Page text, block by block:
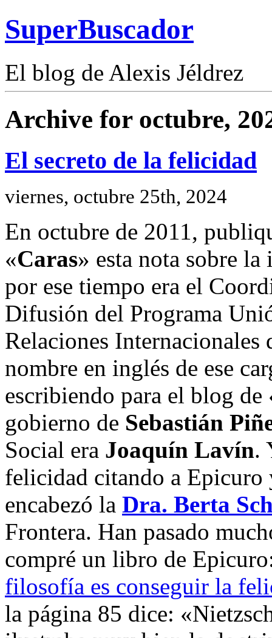
SuperBuscador
El blog de Alexis Jéldrez
Archive for octubre,
El secreto de la felicidad
viernes, octubre 25th, 2024
En octubre de 2011,
«Caras» esta nota sobre
por ese tiempo era el
Difusión del Programa
Relaciones Internacionales
nombre en inglés de ese
escribiendo para el blog de
gobierno de Sebastián
Social era Joaquín Lavín.
felicidad citando a Epicuro
encabezó la Dra. Berta
Frontera. Han pasado
compré un libro de
filosofía es conseguir la
la página 85 dice: